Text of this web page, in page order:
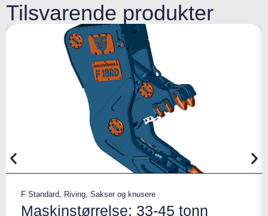
Tilsvarende produkter
F Standard, Riving, Sakser og knusere
Maskinstørrelse: 33-45 tonn